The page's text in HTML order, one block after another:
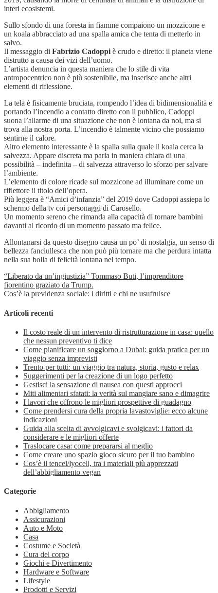
interi ecosistemi.
Sullo sfondo di una foresta in fiamme compaiono un mozzicone e
un koala abbracciato ad una spalla amica che tenta di metterlo in
salvo.
Il messaggio di Fabrizio Cadoppiè crudo e diretto: il pianeta viene
distrutto a causa dei vizi dell’uomo.
L’artista denuncia in questa maniera che lo stile di vita
antropocentrico non è più sostenibile, ma inserisce anche altri
elementi di riflessione.
La tela è fisicamente bruciata, rompendo l’idea di bidimensionalità e
portando l’incendio a contatto diretto con il pubblico, Cadoppi
suona l’allarme di una situazione che non è lontana da noi, ma si
trova alla nostra porta. L’incendio è talmente vicino che possiamo
sentirne il calore.
Altro elemento interessante è la spalla sulla quale il koala cerca la
salvezza. Appare discreta ma parla in maniera chiara di una
possibilità – indefinita – di salvezza attraverso lo sforzo per salvare
l’ambiente.
L’elemento di colore ricade sul mozzicone ad illuminare come un
riflettore il titolo dell’opera.
Più leggera è “Amici d’infanzia” del 2019 dove Cadoppi assiepa lo
schermo della tv coi personaggi di Carosello.
Un momento sereno che rimanda alla capacità di tornare bambini
davanti al ricordo di un momento passato ma felice.
Allontanarsi da questo disegno causa un po’ di nostalgia, un senso di
bellezza fanciullesca che non può più tornare ma che perdura intatta
nella sua bolla di felicità lontana nel tempo.
“Liberato da un’ingiustizia” Tommaso Buti, l’imprenditore
fiorentino graziato da Trump.
Cos’è la previdenza sociale: i diritti e chi ne usufruisce
Articoli recenti
Il costo reale di un intervento di ristrutturazione in casa: quello
che nessun preventivo ti dice
Come pianificare un soggiorno a Dubai: guida pratica per un
viaggio senza imprevisti
Trento per tutti: un viaggio tra natura, storia, gusto e relax
Suggerimenti per la creazione di un logo perfetto
Gestisci la sensazione di nausea con questi approcci
Miti alimentari sfatati: la verità sul mangiare sano e dimagrire
I lavori che offrono le migliori prospettive di guadagno
Come prendersi cura della propria lavastoviglie: ecco alcune
indicazioni
Guida alla scelta di avvolgicavi e svolgicavi: i fattori da
considerare e le migliori offerte
Traslocare casa: come prepararsi al meglio
Come creare uno spazio gioco sicuro per il tuo bambino
Cos’è il tencel/lyocell, tra i materiali più apprezzati
dell’abbigliamento vegan
Categorie
Abbigliamento
Assicurazioni
Auto e Moto
Casa
Costume e Società
Cura del corpo
Giochi e Divertimento
Hardware e Software
Lifestyle
Prodotti e Servizi